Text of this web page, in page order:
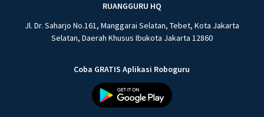
RUANGGURU HQ
Jl. Dr. Saharjo No.161, Manggarai Selatan, Tebet, Kota Jakarta
Selatan, Daerah Khusus Ibukota Jakarta 12860
Coba GRATIS Aplikasi Roboguru